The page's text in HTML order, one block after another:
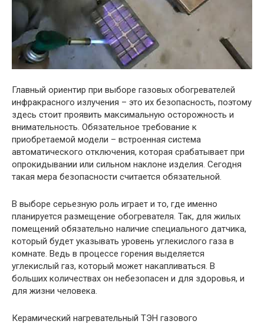
Главный ориентир при выборе газовых обогревателей
инфракрасного излучения – это их безопасность, поэтому
здесь стоит проявить максимальную осторожность и
внимательность. Обязательное требование к
приобретаемой модели – встроенная система
автоматического отключения, которая срабатывает при
опрокидывании или сильном наклоне изделия. Сегодня
такая мера безопасности считается обязательной.
В выборе серьезную роль играет и то, где именно
планируется размещение обогревателя. Так, для жилых
помещений обязательно наличие специального датчика,
который будет указывать уровень углекислого газа в
комнате. Ведь в процессе горения выделяется
углекислый газ, который может накапливаться. В
больших количествах он небезопасен и для здоровья, и
для жизни человека.
Керамический нагревательный ТЭН газового